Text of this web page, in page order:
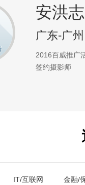
安洪志
广东-广州
2016百威推广
签约摄影师
IT/互联网 金融/